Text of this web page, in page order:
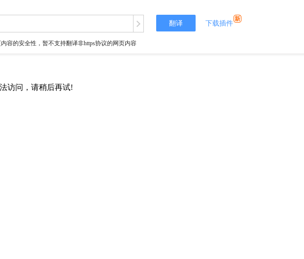
翻译 下载插件
容的安全性，暂不支持翻译非https协议的网页内容